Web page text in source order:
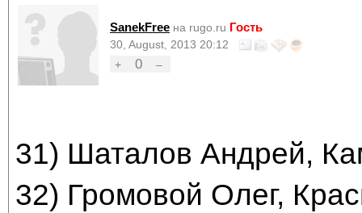
SanekFree на rugo.ru Гость
30, August, 2013 20:12
+
0 –
31) Шаталов Андрей,
32) Громовой Олег,